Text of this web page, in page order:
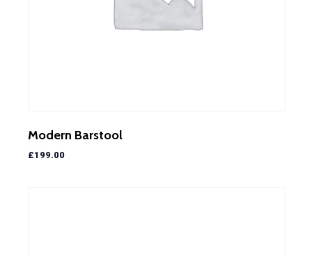
Modern Barstool
£199.00